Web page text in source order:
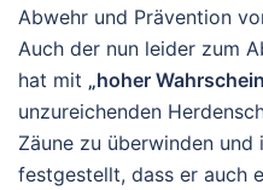
Abwehr und Prävention
Auch der nun leider zum
hat mit „hoher
unzureichenden
Zäune zu überwinden
festgestellt, dass er auch